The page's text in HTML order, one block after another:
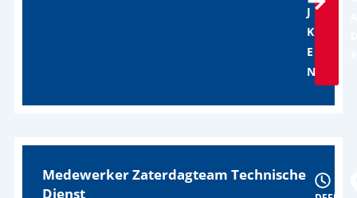
J
K
E
N
Medewerker Zaterdagteam Technische
Dienst